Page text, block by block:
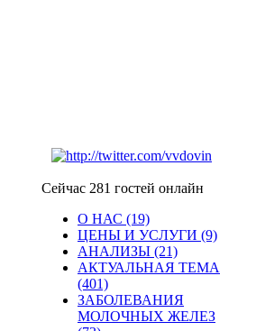
Сейчас 281 гостей онлайн
О НАС (19)
ЦЕНЫ И УСЛУГИ (9)
АНАЛИЗЫ (21)
АКТУАЛЬНАЯ ТЕМА
(401)
ЗАБОЛЕВАНИЯ
МОЛОЧНЫХ ЖЕЛЕЗ